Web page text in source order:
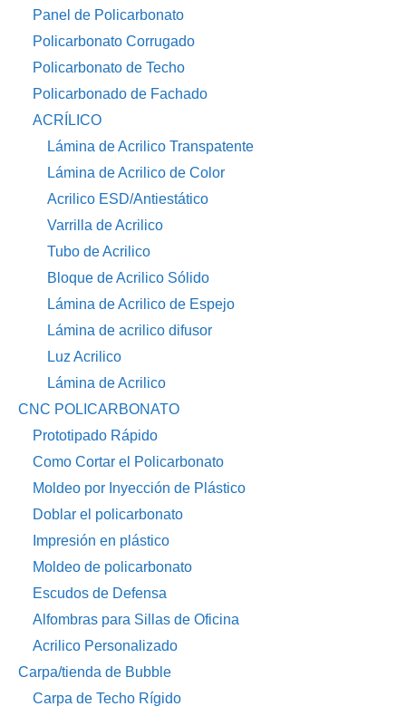
Panel de Policarbonato
Policarbonato Corrugado
Policarbonato de Techo
Policarbonado de Fachado
ACRÍLICO
Lámina de Acrilico Transpatente
Lámina de Acrilico de Color
Acrilico ESD/Antiestático
Varrilla de Acrilico
Tubo de Acrilico
Bloque de Acrilico Sólido
Lámina de Acrilico de Espejo
Lámina de acrilico difusor
Luz Acrilico
Lámina de Acrilico
CNC POLICARBONATO
Prototipado Rápido
Como Cortar el Policarbonato
Moldeo por Inyección de Plástico
Doblar el policarbonato
Impresión en plástico
Moldeo de policarbonato
Escudos de Defensa
Alfombras para Sillas de Oficina
Acrilico Personalizado
Carpa/tienda de Bubble
Carpa de Techo Rígido